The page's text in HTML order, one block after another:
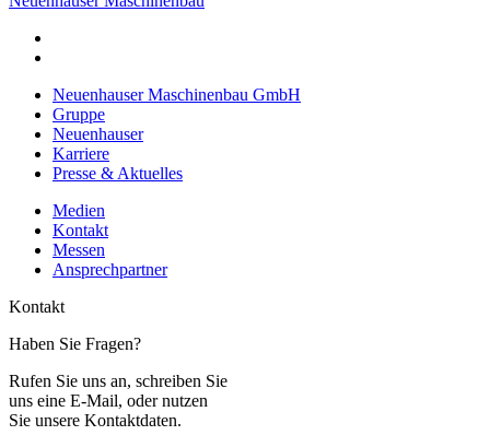
Neuenhauser Maschinenbau GmbH
Gruppe
Neuenhauser
Karriere
Presse & Aktuelles
Medien
Kontakt
Messen
Ansprechpartner
Kontakt
Haben Sie Fragen?
Rufen Sie uns an, schreiben Sie
uns eine E-Mail, oder nutzen
Sie unsere Kontaktdaten.